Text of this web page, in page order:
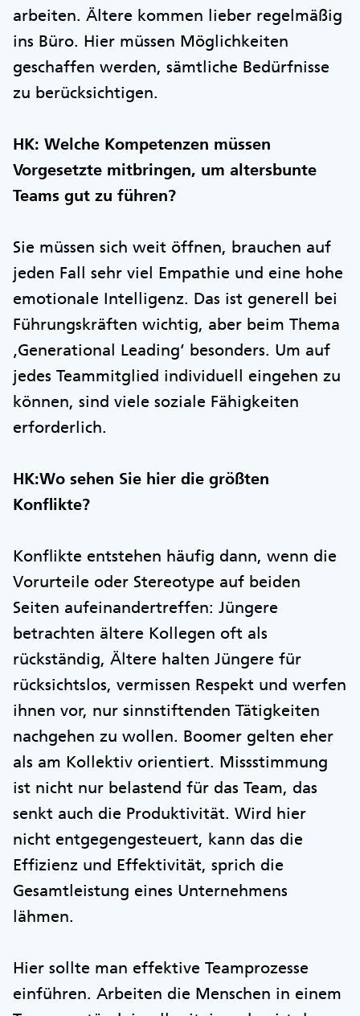
arbeiten. Ältere kommen lieber regelmäßig
ins Büro. Hier müssen Möglichkeiten
geschaffen werden, sämtliche Bedürfnisse
zu berücksichtigen.
HK: Welche Kompetenzen müssen
Vorgesetzte mitbringen, um altersbunte
Teams gut zu führen?
Sie müssen sich weit öffnen, brauchen auf
jeden Fall sehr viel Empathie und eine hohe
emotionale Intelligenz. Das ist generell bei
Führungskräften wichtig, aber beim Thema
‚Generational Leading‘ besonders. Um auf
jedes Teammitglied individuell eingehen zu
können, sind viele soziale Fähigkeiten
erforderlich.
HK:Wo sehen Sie hier die größten
Konflikte?
Konflikte entstehen häufig dann, wenn die
Vorurteile oder Stereotype auf beiden
Seiten aufeinandertreffen: Jüngere
betrachten ältere Kollegen oft als
rückständig, Ältere halten Jüngere für
rücksichtslos, vermissen Respekt und werfen
ihnen vor, nur sinnstiftenden Tätigkeiten
nachgehen zu wollen. Boomer gelten eher
als am Kollektiv orientiert. Missstimmung
ist nicht nur belastend für das Team, das
senkt auch die Produktivität. Wird hier
nicht entgegengesteuert, kann das die
Effizienz und Effektivität, sprich die
Gesamtleistung eines Unternehmens
lähmen.
Hier sollte man effektive Teamprozesse
einführen. Arbeiten die Menschen in einem